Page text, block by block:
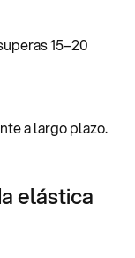
15–20
a largo plazo.
elástica